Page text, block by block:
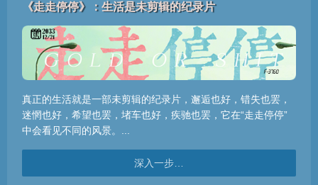
《走走停停》：生活是未剪辑的纪录片
真正的生活就是一部未剪辑的纪录片，邂逅也好，错失也罢，
迷惘也好，希望也罢，堵车也好，疾驰也罢，它在“走走停停”
中会看见不同的风景。...
深入一步…